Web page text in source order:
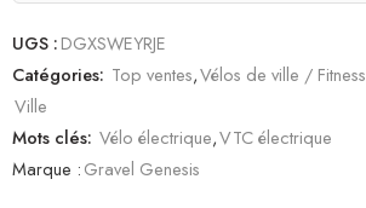
UGS :DGXSWEYRJE
Catégories: Top ventes,Vélos de ville / Fitness
Ville
Mots clés: Vélo électrique,VTC électrique
Marque :Gravel Genesis